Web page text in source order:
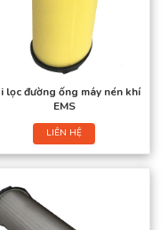
lọc đường ống máy nén khí
EMS
LIÊN HỆ